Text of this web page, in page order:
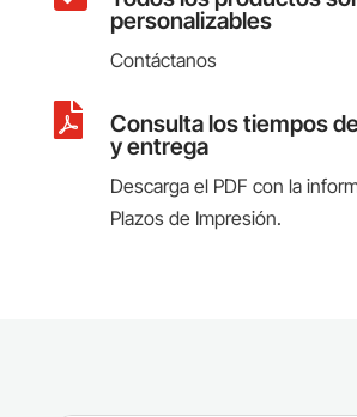
personalizables
Contáctanos
 Consulta los tiempos
y entrega
Descarga el PDF con la
Plazos de Impresión.